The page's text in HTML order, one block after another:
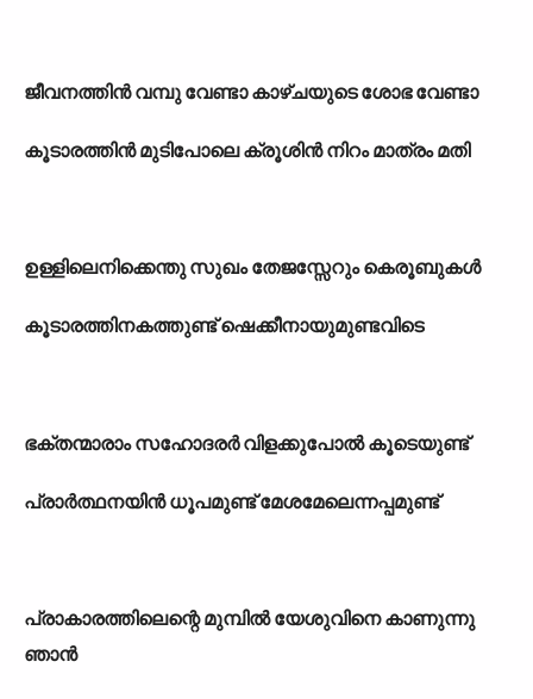
ജീവനത്തിൻ വമ്പു വേണ്ടാ കാഴ്ചയുടെ ശോഭ വേണ്ടാ
കൂടാരത്തിൻ മുടിപോലെ ക്രൂശിൻ നിറം മാത്രം മതി
ഉള്ളിലെനിക്കെന്തു സുഖം തേജസ്സേറും കെരൂബുകൾ
കൂടാരത്തിനകത്തുണ്ട് ഷെക്കീനായുമുണ്ടവിടെ
ഭക്തന്മാരാം സഹോദരർ വിളക്കുപോൽ കൂടെയുണ്ട്
പ്രാർത്ഥനയിൻ ധൂപമുണ്ട് മേശമേലെന്നപ്പമുണ്ട്
പ്രാകാരത്തിലെന്റെ മുമ്പിൽ യേശുവിനെ കാണുന്നു
ഞാൻ